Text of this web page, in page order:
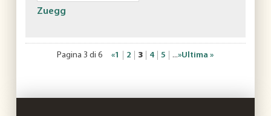
Zuegg
Pagina 3 di 6 «1 2 3 4 5 ...»Ultima »